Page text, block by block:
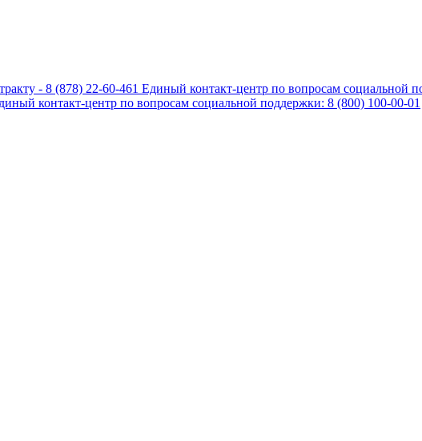
- 8 (878) 22-60-461 Единый контакт-центр по вопросам социальной
контакт-центр по вопросам социальной поддержки: 8 (800) 100-00-01